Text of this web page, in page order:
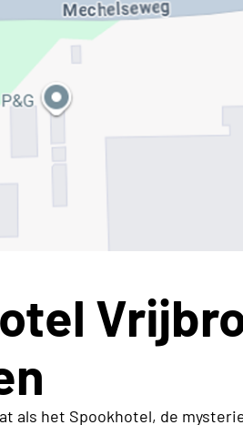
als het Spookhotel, de